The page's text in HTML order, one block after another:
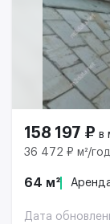
158 197 ₽ в
36 472 ₽ м²/год
64 м²
Дата